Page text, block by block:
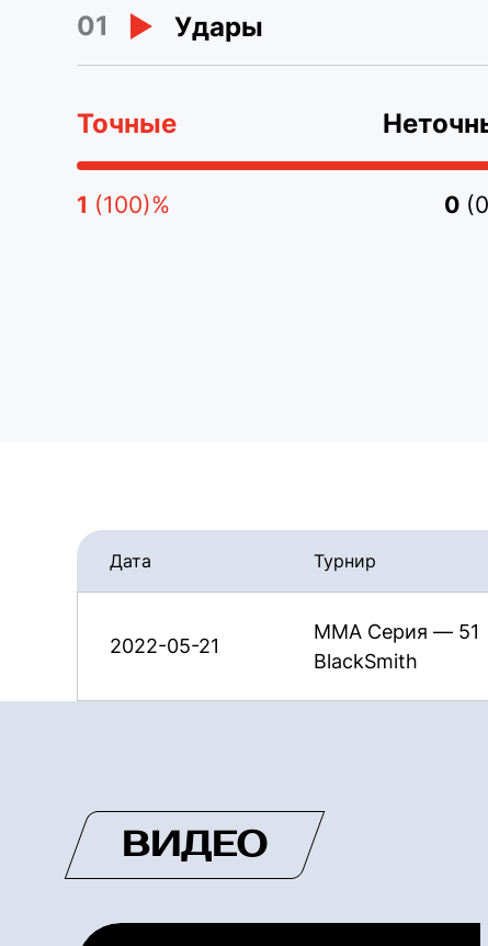
01 Удары
Точные
1 (100)% 0
Дата Турнир
2022-05-21
ММА Серия — 51
BlackSmith
ВИДЕО